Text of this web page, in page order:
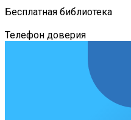
Бесплатная библиотека
Телефон доверия